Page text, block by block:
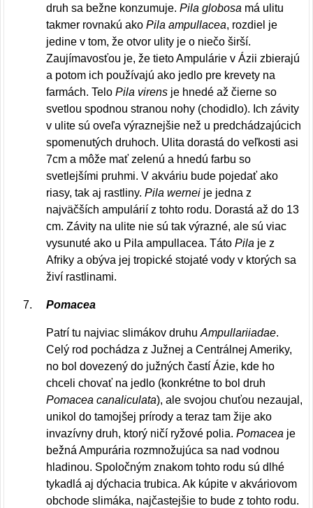
druh sa bežne konzumuje.Pila globosa má ulitu
takmer rovnakú akoPila ampullacea, rozdiel je
jedine v tom, že otvor ulity je o niečo širší.
Zaujímavosťou je, že tieto Ampulárie v Ázii zbierajú
a potom ich používajú ako jedlo pre krevety na
farmách. TeloPila virens je hnedé až čierne so
svetlou spodnou stranou nohy (chodidlo). Ich závity
v ulite sú oveľa výraznejšie než u predchádzajúcich
spomenutých druhoch. Ulita dorastá do veľkosti asi
7cm a môže mať zelenú a hnedú farbu so
svetlejšími pruhmi. V akváriu bude pojedať ako
riasy, tak aj rastliny.Pila wernei je jedna z
najväčších ampulárií z tohto rodu. Dorastá až do 13
cm. Závity na ulite nie sú tak výrazné, ale sú viac
vysunuté ako u Pila ampullacea. TátoPila je z
Afriky a obýva jej tropické stojaté vody v ktorých sa
živí rastlinami.
Pomacea
Patrí tu najviac slimákov druhuAmpullariiadae.
Celý rod pochádza z Južnej a Centrálnej Ameriky,
no bol dovezený do južných častí Ázie, kde ho
chceli chovať na jedlo (konkrétne to bol druh
Pomacea canaliculata), ale svojou chuťou nezaujal,
unikol do tamojšej prírody a teraz tam žije ako
invazívny druh, ktorý ničí ryžové polia.Pomacea je
bežná Ampurária rozmnožujúca sa nad vodnou
hladinou. Spoločným znakom tohto rodu sú dlhé
tykadlá aj dýchacia trubica. Ak kúpite v akváriovom
obchode slimáka, najčastejšie to bude z tohto rodu.